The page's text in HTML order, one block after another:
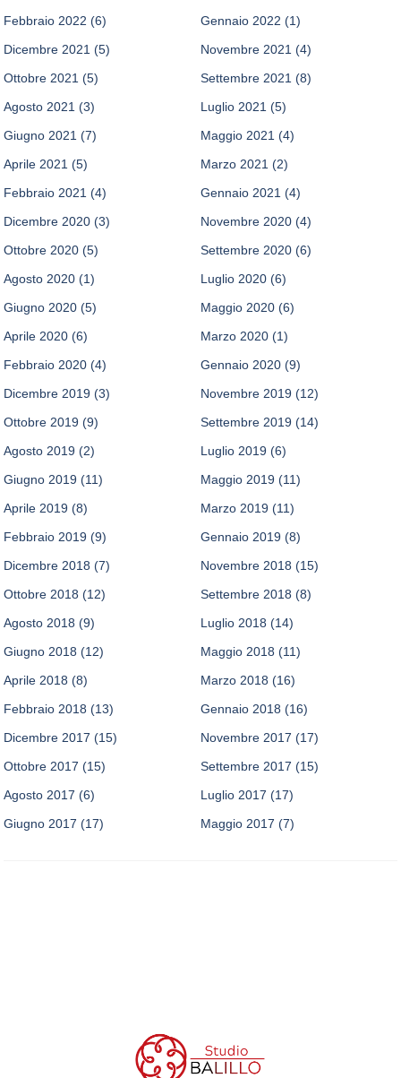
Febbraio 2022 (6) Gennaio 2022 (1)
Dicembre 2021 (5) Novembre 2021 (4)
Ottobre 2021 (5) Settembre 2021 (8)
Agosto 2021 (3) Luglio 2021 (5)
Giugno 2021 (7) Maggio 2021 (4)
Aprile 2021 (5) Marzo 2021 (2)
Febbraio 2021 (4) Gennaio 2021 (4)
Dicembre 2020 (3) Novembre 2020 (4)
Ottobre 2020 (5) Settembre 2020 (6)
Agosto 2020 (1) Luglio 2020 (6)
Giugno 2020 (5) Maggio 2020 (6)
Aprile 2020 (6) Marzo 2020 (1)
Febbraio 2020 (4) Gennaio 2020 (9)
Dicembre 2019 (3) Novembre 2019 (12)
Ottobre 2019 (9) Settembre 2019 (14)
Agosto 2019 (2) Luglio 2019 (6)
Giugno 2019 (11) Maggio 2019 (11)
Aprile 2019 (8) Marzo 2019 (11)
Febbraio 2019 (9) Gennaio 2019 (8)
Dicembre 2018 (7) Novembre 2018 (15)
Ottobre 2018 (12) Settembre 2018 (8)
Agosto 2018 (9) Luglio 2018 (14)
Giugno 2018 (12) Maggio 2018 (11)
Aprile 2018 (8) Marzo 2018 (16)
Febbraio 2018 (13) Gennaio 2018 (16)
Dicembre 2017 (15) Novembre 2017 (17)
Ottobre 2017 (15) Settembre 2017 (15)
Agosto 2017 (6) Luglio 2017 (17)
Giugno 2017 (17) Maggio 2017 (7)